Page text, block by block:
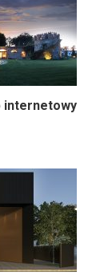
internetowy